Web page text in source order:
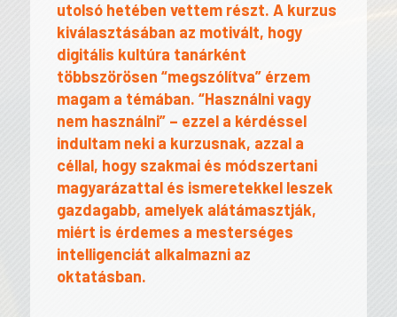
utolsó hetében vettem részt. A kurzus
kiválasztásában az motivált, hogy
digitális kultúra tanárként
többszörösen “megszólítva” érzem
magam a témában. “Használni vagy
nem használni” – ezzel a kérdéssel
indultam neki a kurzusnak, azzal a
céllal, hogy szakmai és módszertani
magyarázattal és ismeretekkel leszek
gazdagabb, amelyek alátámasztják,
miért is érdemes a mesterséges
intelligenciát alkalmazni az
oktatásban.